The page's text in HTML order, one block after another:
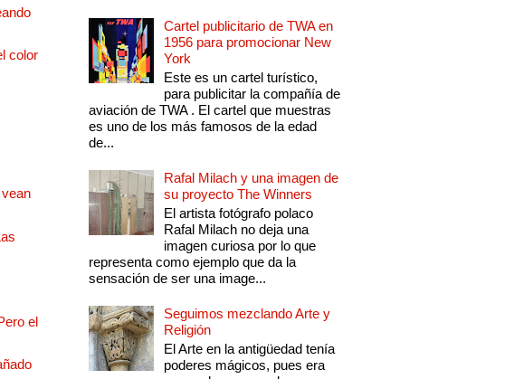
color
el
Cartel publicitario de TWA en
1956 para promocionar New
York
Este es un cartel turístico,
para publicitar la compañía de
aviación de TWA . El cartel que muestras
es uno de los más famosos de la edad
de...
Rafal Milach y una imagen de
su proyecto The Winners
El artista fotógrafo polaco
Rafal Milach no deja una
imagen curiosa por lo que
representa como ejemplo que da la
sensación de ser una image...
Seguimos mezclando Arte y
Religión
El Arte en la antigüedad tenía
poderes mágicos, pues era